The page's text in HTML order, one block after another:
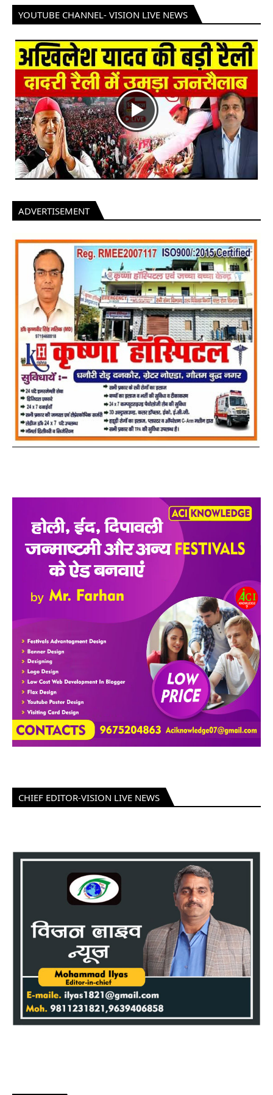
YOUTUBE CHANNEL- VISION LIVE NEWS
ADVERTISEMENT
CHIEF EDITOR-VISION LIVE NEWS